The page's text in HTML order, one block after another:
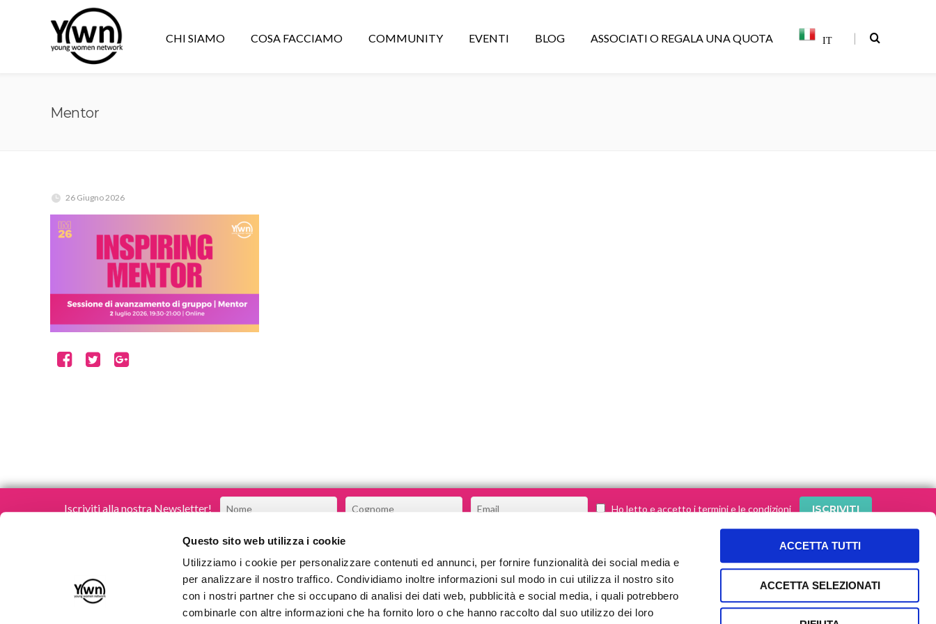
Questo sito web utilizza i cookie
Utilizziamo i cookie per personalizzare contenuti ed annunci, per fornire funzionalità dei social media e
per analizzare il nostro traffico. Condividiamo inoltre informazioni sul modo in cui utilizza il nostro sito
con i nostri partner che si occupano di analisi dei dati web, pubblicità e social media, i quali potrebbero
combinarle con altre informazioni che ha fornito loro o che hanno raccolto dal suo utilizzo dei loro
ACCETTA TUTTI
ACCETTA SELEZIONATI
CHI SIAMO COSA FACCIAMO COMMUNITY EVENTI BLOG ASSOCIATI O REGALA UNA QUOTA IT |
Mentor
26 Giugno 2026
Iscriviti alla nostra Newsletter! Ho letto e accetto i termini e le condizioni
Young Women Network
CHI SIAMO
COSA FACCIAMO
COMMUNITY
SEGUI le nostre storie sui social!